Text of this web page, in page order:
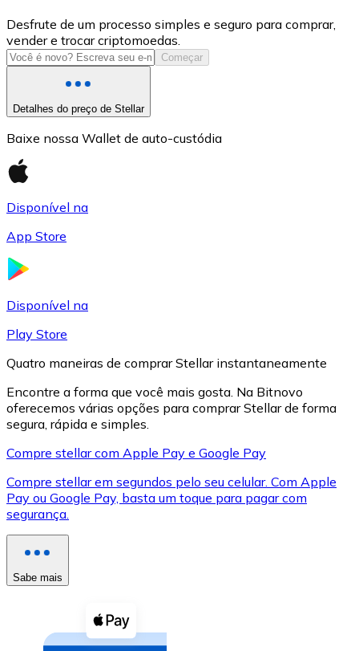
USD Coin
USDC
XRP
XRP
Ver tudo
Cupons cripto
Compre criptomoedas com dinheiro e outros
Desfrute de um processo simples e seguro para comprar,
vender e trocar criptomoedas.
Começar
Detalhes do preço de Stellar
Baixe nossa Wallet de auto-custódia
Disponível na
App Store
Disponível na
Play Store
Quatro maneiras de comprar Stellar instantaneamente
Encontre a forma que você mais gosta. Na Bitnovo
oferecemos várias opções para comprar Stellar de forma
segura, rápida e simples.
Compre stellar com Apple Pay e Google Pay
Compre stellar em segundos pelo seu celular. Com Apple
Pay ou Google Pay, basta um toque para pagar com
segurança.
Sabe mais